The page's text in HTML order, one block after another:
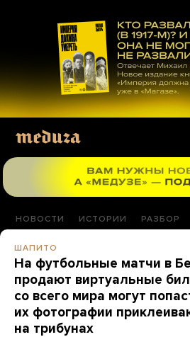
материалам
НОВОСТИ ИСТОРИИ РАЗБОР
ШАПИТО
На футбольные матчи в
продают виртуальные
со всего мира могут
их фотографии
на трибунах